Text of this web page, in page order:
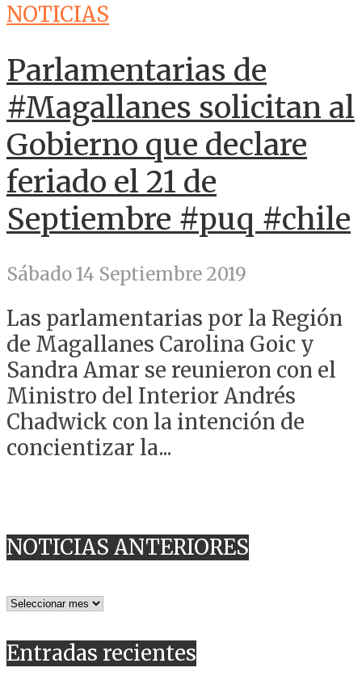
NOTICIAS
Parlamentarias de
#Magallanes solicitan al
Gobierno que declare
feriado el 21 de
Septiembre #puq #chile
Sábado 14 Septiembre 2019
Las parlamentarias por la Región
de Magallanes Carolina Goic y
Sandra Amar se reunieron con el
Ministro del Interior Andrés
Chadwick con la intención de
concientizar la...
NOTICIAS ANTERIORES
NOTICIAS
Entradas recientes